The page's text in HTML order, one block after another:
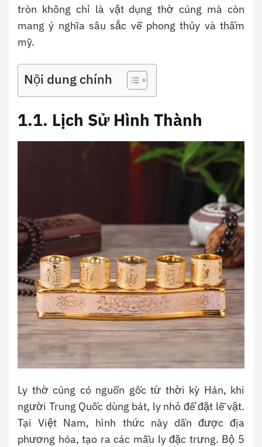
tròn không chỉ là vật dụng thờ cúng mà còn
mang ý nghĩa sâu sắc về phong thủy và thẩm
mỹ.
Nội dung chính
1.1. Lịch Sử Hình Thành
Ly thờ cúng có nguồn gốc từ thời kỳ Hán, khi
người Trung Quốc dùng bát, ly nhỏ để đặt lễ vật.
Tại Việt Nam, hình thức này dần được địa
phương hóa, tạo ra các mẫu ly đặc trưng. Bộ 5